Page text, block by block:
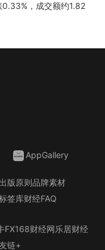
，成交额约1.82
AppGallery
出版原则品牌素材
签库财经FAQ
FX168财经网乐居财经
链+